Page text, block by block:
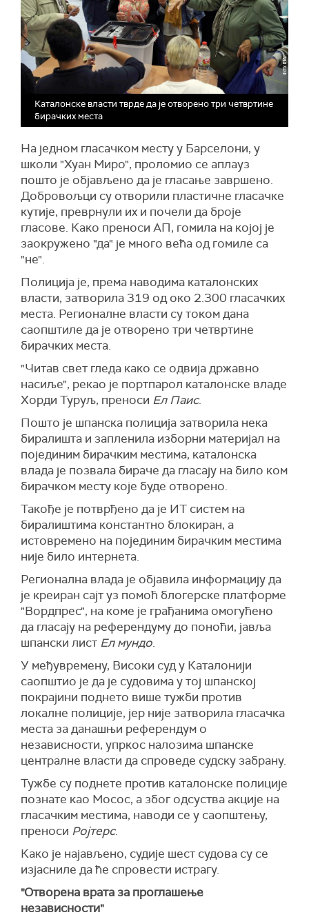
Каталонске власти тврде да је отворено три четвртине
бирачких места
На једном гласачком месту у Барселони, у
школи "Хуан Миро", проломио се аплауз
пошто је објављено да је гласање завршено.
Добровољци су отворили пластичне гласачке
кутије, преврнули их и почели да броје
гласове. Како преноси АП, гомила на којој је
заокружено "да" је много већа од гомиле са
"не".
Полиција је, према наводима каталонских
власти, затворила 319 од око 2.300 гласачких
места. Регионалне власти су током дана
саопштиле да је отворено три четвртине
бирачких места.
"Читав свет гледа како се одвија државно
насиље", рекао је портпарол каталонске владе
Хорди Туруљ, преноси Ел Паис.
Пошто је шпанска полиција затворила нека
биралишта и запленила изборни материјал на
појединим бирачким местима, каталонска
влада је позвала бираче да гласају на било ком
бирачком месту које буде отворено.
Такође је потврђено да је ИТ систем на
биралиштима константно блокиран, а
истовремено на појединим бирачким местима
није било интернета.
Регионална влада је објавила информацију да
је креиран сајт уз помоћ блогерске платформе
"Вордпрес", на коме је грађанима омогућено
да гласају на референдуму до поноћи, јавља
шпански лист Ел мундо.
У међувремену, Високи суд у Каталонији
саопштио је да је судовима у тој шпанској
покрајини поднето више тужби против
локалне полиције, јер није затворила гласачка
места за данашњи референдум о
независности, упркос налозима шпанске
централне власти да спроведе судску забрану.
Тужбе су поднете против каталонске полиције
познате као Мосос, а због одсуства акције на
гласачким местима, наводи се у саопштењу,
преноси Ројтерс.
Како је најављено, судије шест судова су се
изјасниле да ће спровести истрагу.
"Отворена врата за проглашење
независности"